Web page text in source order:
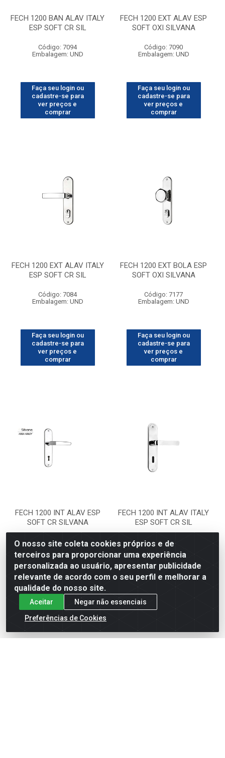
FECH 1200 BAN ALAV ITALY
ESP SOFT CR SIL
Código: 7094
Embalagem: UND
Faça seu login ou
cadastre-se para
ver preços e
comprar
FECH 1200 EXT ALAV ESP
SOFT OXI SILVANA
Código: 7090
Embalagem: UND
Faça seu login ou
cadastre-se para
ver preços e
comprar
FECH 1200 EXT ALAV ITALY
ESP SOFT CR SIL
Código: 7084
Embalagem: UND
Faça seu login ou
cadastre-se para
ver preços e
comprar
FECH 1200 EXT BOLA ESP
SOFT OXI SILVANA
Código: 7177
Embalagem: UND
Faça seu login ou
cadastre-se para
ver preços e
comprar
FECH 1200 INT ALAV ESP
SOFT CR SILVANA
Código: 8405
Embalagem: UND
cadastre-se para
ver preços e
comprar
FECH 1200 INT ALAV ITALY
ESP SOFT CR SIL
Código: 7085
Embalagem: UND
Faça seu login ou
ver preços e
O nosso site coleta cookies próprios e de
terceiros para proporcionar uma experiência
personalizada ao usuário, apresentar publicidade
relevante de acordo com o seu perfil e melhorar a
qualidade do nosso site.
Aceitar
Negar não essenciais
Preferências de Cookies